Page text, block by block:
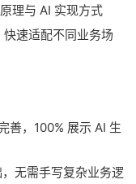
理与 AI 实现方式
速适配不同业务场
善，100% 展示 AI 生
无需手写复杂业务逻